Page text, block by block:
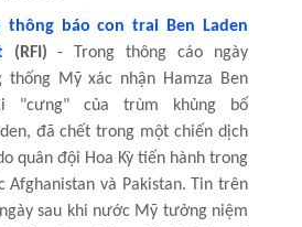
thông báo con trai Ben Laden
(RFI) - Trong thông cáo ngày
thống Mỹ xác nhận Hamza Ben
"cưng" của trùm khủng bố
đã chết trong một chiến dịch
quân đội Hoa Kỳ tiến hành trong
Afghanistan và Pakistan. Tin trên
sau khi nước Mỹ tưởng niệm